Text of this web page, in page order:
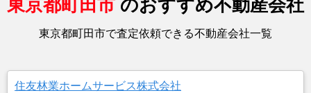
東京都町田市 のおすすめ不動産会社
東京都町田市で査定依頼できる不動産会社一覧
住友林業ホームサービス株式会社